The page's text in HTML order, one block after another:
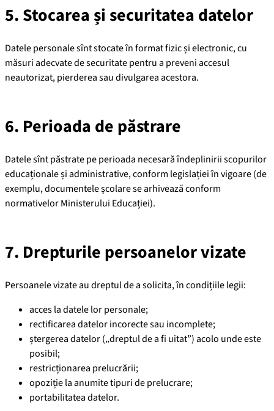
5. Stocarea și securitatea datelor
Datele personale sînt stocate în format fizic și electronic, cu
măsuri adecvate de securitate pentru a preveni accesul
neautorizat, pierderea sau divulgarea acestora.
6. Perioada de păstrare
Datele sînt păstrate pe perioada necesară îndeplinirii scopurilor
educaționale și administrative, conform legislației în vigoare (de
exemplu, documentele școlare se arhivează conform
normativelor Ministerului Educației).
7. Drepturile persoanelor vizate
Persoanele vizate au dreptul de a solicita, în condițiile legii:
acces la datele lor personale;
rectificarea datelor incorecte sau incomplete;
ștergerea datelor („dreptul de a fi uitat”) acolo unde este
posibil;
restricționarea prelucrării;
opoziție la anumite tipuri de prelucrare;
portabilitatea datelor.